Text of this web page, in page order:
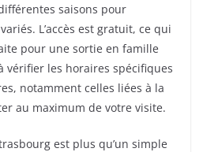
saisons pour
L’accès est gratuit, ce qui
pour une sortie en famille
vérifier les horaires spécifiques
notamment celles liées à la
au maximum de votre visite.
est plus qu’un simple